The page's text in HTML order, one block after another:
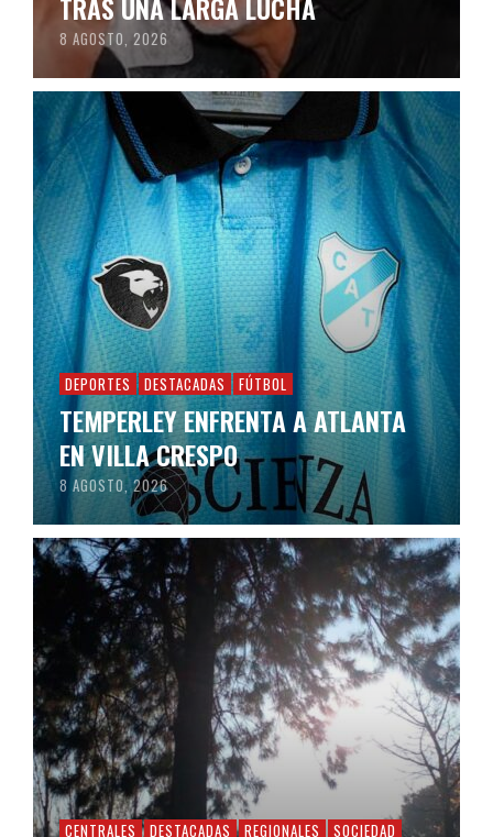
8 AGOSTO, 2026
DEPORTES DESTACADAS FÚTBOL
TEMPERLEY ENFRENTA A ATLANTA
EN VILLA CRESPO
8 AGOSTO, 2026
CENTRALES DESTACADAS REGIONALES SOCIEDAD